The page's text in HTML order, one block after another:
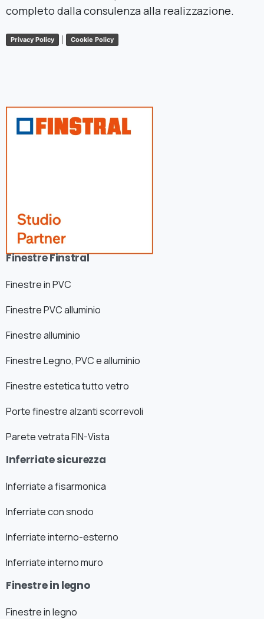
completo dalla consulenza alla realizzazione.
Privacy Policy Cookie Policy
Finestre Finstral
Finestre in PVC
Finestre PVC alluminio
Finestre alluminio
Finestre Legno, PVC e alluminio
Finestre estetica tutto vetro
Porte finestre alzanti scorrevoli
Parete vetrata FIN-Vista
Inferriate sicurezza
Inferriate a fisarmonica
Inferriate con snodo
Inferriate interno-esterno
Inferriate interno muro
Finestre in legno
Finestre in legno